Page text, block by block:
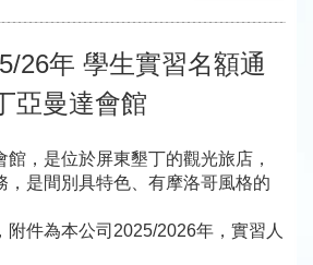
26年 學生實習名額通
亞曼達會館
館，是位於屏東墾丁的觀光旅店，
，是間別具特色、有摩洛哥風格的
附件為本公司2025/2026年， 實習人